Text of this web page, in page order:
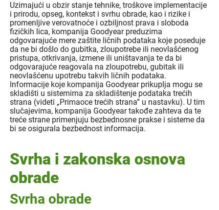
Uzimajući u obzir stanje tehnike, troškove implementacije
i prirodu, opseg, kontekst i svrhu obrade, kao i rizike i
promenljive verovatnoće i ozbiljnost prava i sloboda
fizičkih lica, kompanija Goodyear preduzima
odgovarajuće mere zaštite ličnih podataka koje poseduje
da ne bi došlo do gubitka, zloupotrebe ili neovlašćenog
pristupa, otkrivanja, izmene ili uništavanja te da bi
odgovarajuće reagovala na zloupotrebu, gubitak ili
neovlašćenu upotrebu takvih ličnih podataka.
Informacije koje kompanija Goodyear prikuplja mogu se
skladišti u sistemima za skladištenje podataka trećih
strana (videti „Primaoce trećih strana” u nastavku). U tim
slučajevima, kompanija Goodyear takođe zahteva da te
treće strane primenjuju bezbednosne prakse i sisteme da
bi se osigurala bezbednost informacija.
Svrha i zakonska osnova
obrade
Svrha obrade